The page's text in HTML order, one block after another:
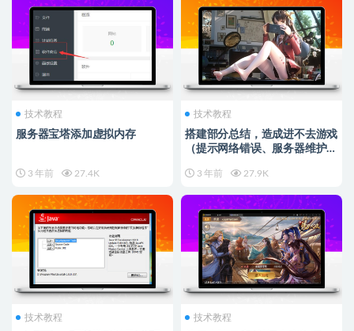
技术教程
服务器宝塔添加虚拟内存
3 年前 27.4K
技术教程
搭建部分总结，造成进不去游戏
（提示网络错误、服务器维护等
3 年前 27.9K
技术教程 技术教程